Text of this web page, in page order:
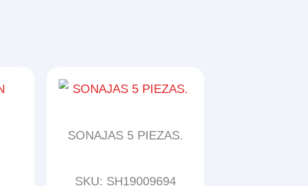
SONAJAS 5 PIEZAS.
SKU: SH19009694